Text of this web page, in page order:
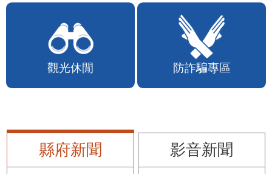
觀光休閒 防詐騙專區
縣府新聞
影音新聞